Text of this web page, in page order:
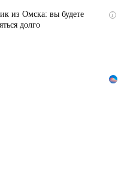
i
из Омска: вы будете
долго